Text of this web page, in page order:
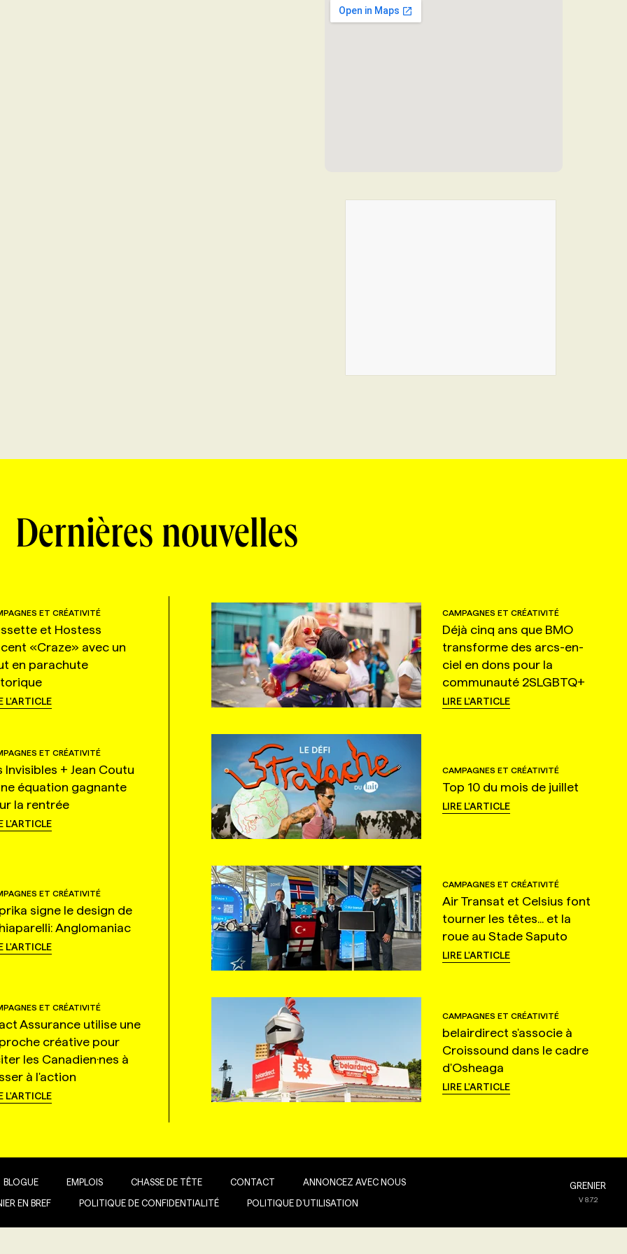
Dernières nouvelles
ET CRÉATIVITÉ
et Hostess
«Craze» avec un
en parachute
L'ARTICLE
CAMPAGNES ET CRÉATIVITÉ
Déjà cinq ans que BMO
transforme des arcs-en-
ciel en dons pour la
communauté 2SLGBTQ+
LIRE L'ARTICLE
ET CRÉATIVITÉ
Invisibles + Jean Coutu
équation gagnante
la rentrée
L'ARTICLE
CAMPAGNES ET CRÉATIVITÉ
Top 10 du mois de juillet
LIRE L'ARTICLE
ET CRÉATIVITÉ
signe le design de
Anglomaniac
L'ARTICLE
CAMPAGNES ET CRÉATIVITÉ
Air Transat et Celsius font
tourner les têtes... et la
roue au Stade Saputo
LIRE L'ARTICLE
ET CRÉATIVITÉ
Assurance utilise une
créative pour
les Canadien·nes à
à l'action
L'ARTICLE
CAMPAGNES ET CRÉATIVITÉ
belairdirect s'associe à
Croissound dans le cadre
d'Osheaga
LIRE L'ARTICLE
BLOGUE EMPLOIS CHASSE DE TÊTE CONTACT ANNONCEZ AVEC NOUS
EN BREF POLITIQUE DE CONFIDENTIALITÉ POLITIQUE D’UTILISATION
GRENIER
V8.7.2